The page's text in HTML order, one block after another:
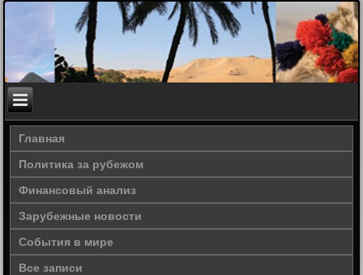
Главная
Политика за рубежом
Финансовый анализ
Зарубежные новости
События в мире
Все записи